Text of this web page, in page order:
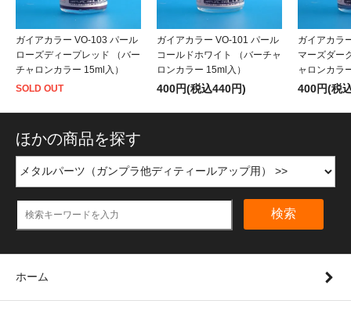
ガイアカラー VO-103 パール
ローズディープレッド （バー
チャロンカラー 15ml入）
SOLD OUT
ガイアカラー VO-101 パール
コールドホワイト （バーチャ
ロンカラー 15ml入）
400円(税込440円)
ガイアカラ
マーズダー
ャロンカラ
400円(税
ほかの商品を探す
検索
ホーム